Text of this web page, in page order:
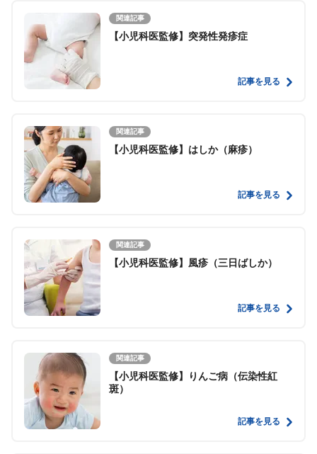
関連記事
【小児科医監修】突発性発疹症
記事を見る
関連記事
【小児科医監修】はしか（麻疹）
記事を見る
関連記事
【小児科医監修】風疹（三日ばしか）
記事を見る
関連記事
【小児科医監修】りんご病（伝染性紅
斑）
記事を見る